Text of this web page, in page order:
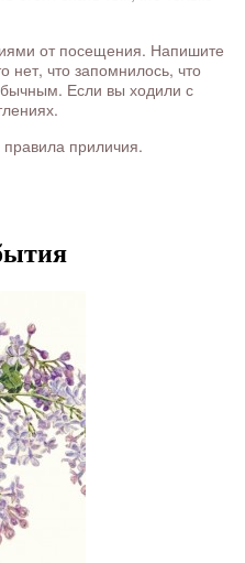
от посещения. Напишите
нет, что запомнилось, что
Если вы ходили с
приличия.